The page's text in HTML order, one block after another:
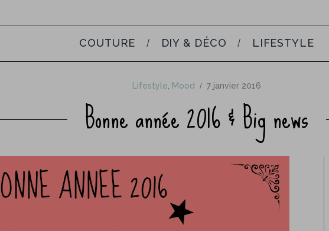
COUTURE DIY & DÉCO LIFESTYLE
Lifestyle Mood 7 janvier 2016
Bonne année 2016 & Big news